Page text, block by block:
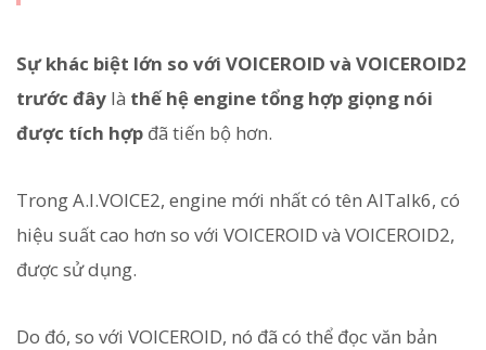
Sự khác biệt lớn so với VOICEROID và VOICEROID2
trước đây là thế hệ engine tổng hợp giọng nói
được tích hợp đã tiến bộ hơn.
Trong A.I.VOICE2, engine mới nhất có tên AITalk6, có
hiệu suất cao hơn so với VOICEROID và VOICEROID2,
được sử dụng.
Do đó, so với VOICEROID, nó đã có thể đọc văn bản